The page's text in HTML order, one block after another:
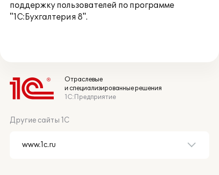
поддержку пользователей по программе
"1С:Бухгалтерия 8".
Отраслевые
и специализированные решения
1С:Предприятие
Другие сайты 1С